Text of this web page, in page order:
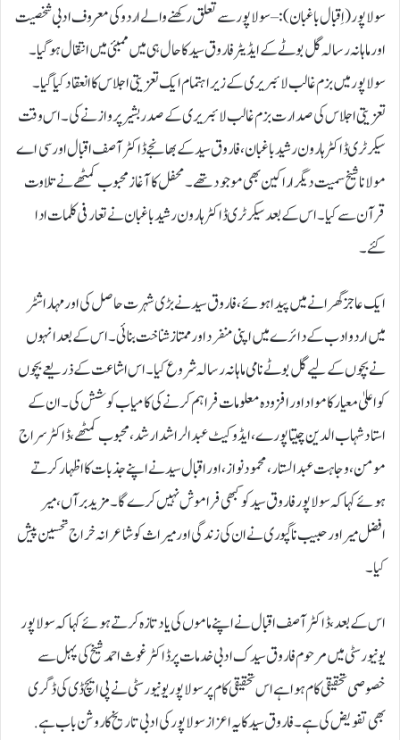
سولاپور(اِقبال باغبان) : – سولاپور سے تعلق رکھنے والے اردو کی معروف ادبی شخصیت
اور ماہانہ رسالہ گل بوٹے کے ایڈیٹر فاروق سید کا حال ہی میں ممبئی میں انتقال ہوگیا۔
سولاپور میں بزم غالب لائبریری کے زیر اہتمام ایک تعزیتی اجلاس کا انعقاد کیا گیا۔
تعزیتی اجلاس کی صدارت بزم غالب لائبریری کے صدر بشیر پرواز نے کی۔ اس وقت
سیکرٹری ڈاکٹر ہارون رشید باغبان، فاروق سید کے بھانجے ڈاکٹر آصف اقبال اور سی اے
مولانا شیخ سمیت دیگر اراکین بھی موجود تھے۔ محفل کا آغاز محبوب کمٹھے نے تلاوت
قرآن سے کیا ۔ اس کے بعد سیکرٹری ڈاکٹر ہارون رشید باغبان نے تعارفی کلمات ادا
کئے۔
ایک عاجز گھرانے میں پیدا ہوئے، فاروق سید نےبڑی شہرت حاصل کی اور مہاراشٹر
میں اردو ادب کے دائرے میں اپنی منفرد اور ممتاز شناخت بنائی ۔ اس کے بعد انہوں
نے بچوں کے لیے گل بوٹے نامی ماہانہ رسالہ شروع کیا۔ اس اشاعت کے ذریعےبچوں
کو اعلیٰ معیار کا مواد اور افزودہ معلومات فراہم کرنے کی کامیاب کوشش کی۔ ان کے
استاد شہاب الدین چیتاپورے، ایڈوکیٹ عبدالراشد ارشد، محبوب کمٹھے، ڈاکٹر سراج
مومن، وجاہت عبدالستار، محمود نواز، اور اقبال سید نے اپنے جذبات کا اظہار کرتے
ہوئے کہا کہ سولاپور فاروق سید کو کبھی فراموش نہیں کرے گا۔ مزید برآں، میر
افضل میر اور حبیب ناگپوری نے ان کی زندگی اور میراث کو شاعرانہ خراج تحسین پیش
کیا۔
اس کے بعد، ڈاکٹر آصف اقبال نے اپنے ماموں کی یاد تازہ کرتے ہوئےکہا کہ سولاپور
یونیورسٹی میں مرحوم فاروق سید ک ادبی خدمات پر ڈاکٹر غوث احمد شیخ کی پہل سے
خصوصی تحقیقی کام ہوا ہے اس تحقیقی کام پر سولاپور یونیورسٹی نے پی ایچ ڈی کی ڈگری
بھی تفویض کی ہے۔ فاروق سید کا یہ اعزاز سولاپور کی ادبی تاریخ کا روشن باب ہے.